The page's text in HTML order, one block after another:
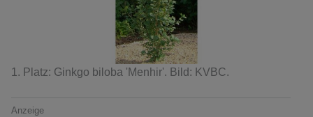
1. Platz: Ginkgo biloba 'Menhir'. Bild: KVBC.
Anzeige